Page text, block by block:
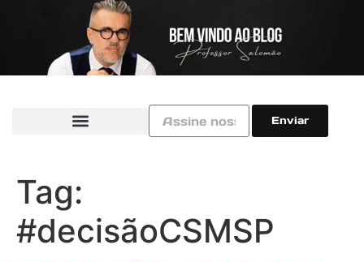
Enviar
Tag:
#decisãoCSMSP